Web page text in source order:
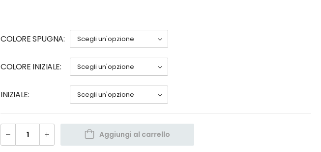
COLORE SPUGNA
COLORE INIZIALE
INIZIALE
Aggiungi al carrello